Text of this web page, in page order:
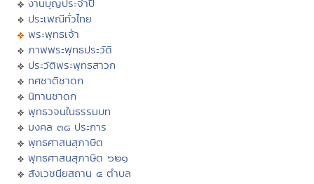
งานบุญประจำปี
ประเพณีทั่วไทย
พระพุทธเจ้า
ภาพพระพุทธประวัติ
ประวัติพระพุทธสาวก
ทศชาติชาดก
นิทานชาดก
พุทธวจนในธรรมบท
มงคล ๓๘ ประการ
พุทธศาสนสุภาษิต
พุทธศาสนสุภาษิต ๖๒๑
สังเวชนียสถาน ๔ ตำบล